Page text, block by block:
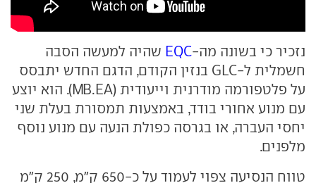
נזכיר כי בשונה מה-EQC שהיה למעשה הסבה
חשמלית ל-GLC בנזין הקודם, הדגם החדש יתבסס
על פלטפורמה מודרנית וייעודית (MB.EA). הוא יוצע
עם מנוע אחורי בודד, באמצעות תמסורת בעלת שני
יחסי העברה, או בגרסה כפולת הנעה עם מנוע נוסף
מלפנים.
טווח הנסיעה צפוי לעמוד על כ-650 ק"מ, 250 ק"מ